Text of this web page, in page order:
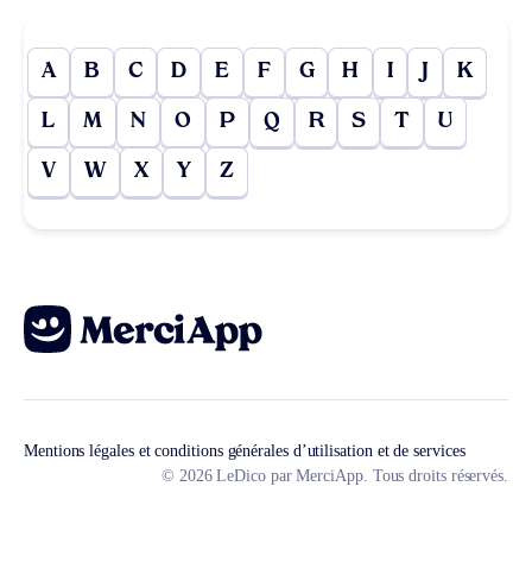
A B C D E F G H I J K
L M N O P Q R S T U
V W X Y Z
Mentions légales et conditions générales d’utilisation et de services
© 2026 LeDico par MerciApp. Tous droits réservés.